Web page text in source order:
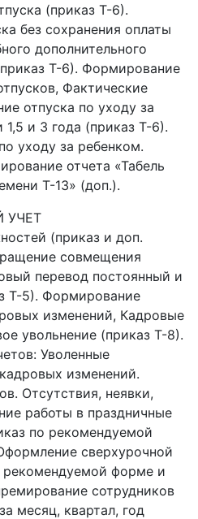
(приказ Т-6).
без сохранения оплаты
дополнительного
Т-6). Формирование
Фактические
отпуска по уходу за
и 3 года (приказ Т-6).
уходу за ребенком.
отчета «Табель
Т-13» (доп.).
УЧЕТ
(приказ и доп.
совмещения
перевод постоянный и
Т-5). Формирование
изменений, Кадровые
увольнение (приказ Т-8).
Уволенные
изменений.
Отсутствия, неявки,
работы в праздничные
по рекомендуемой
сверхурочной
рекомендуемой форме и
сотрудников
месяц, квартал, год